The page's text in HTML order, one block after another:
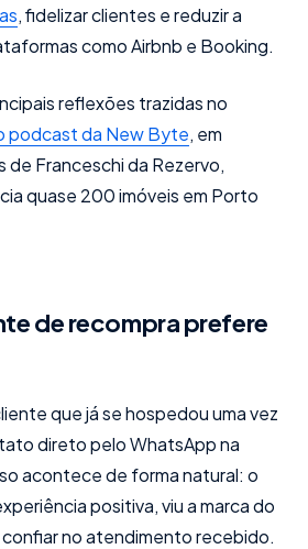
, fidelizar clientes e reduzir a
como Airbnb e Booking.
reflexões trazidas no
podcast da New Byte, em
de Franceschi da Rezervo,
quase 200 imóveis em Porto
de recompra prefere
que já se hospedou uma vez
direto pelo WhatsApp na
acontece de forma natural: o
positiva, viu a marca do
no atendimento recebido.